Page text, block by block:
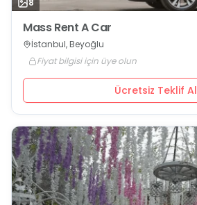
Mass Rent A Car
İstanbul, Beyoğlu
Fiyat bilgisi için üye olun
Ücretsiz Teklif Al